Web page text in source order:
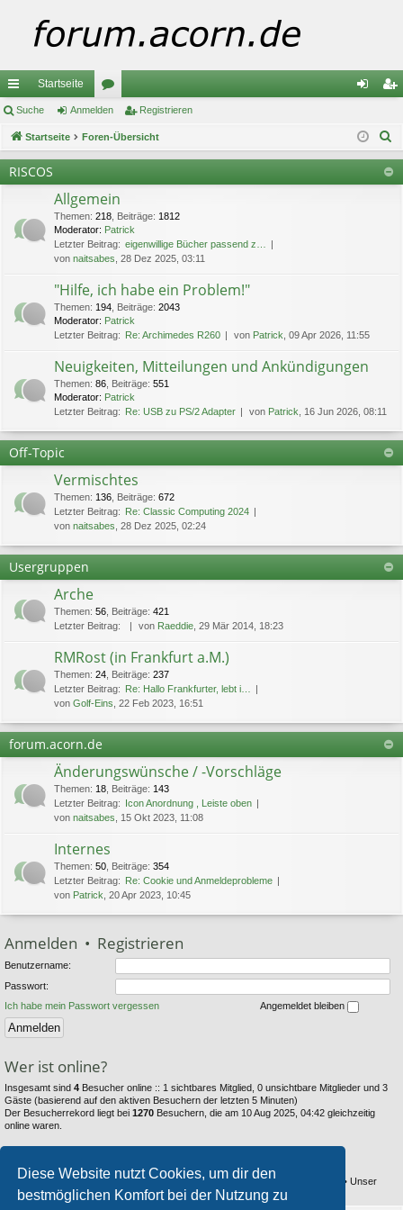
Diese Website nutzt Cookies, um dir den
bestmöglichen Komfort bei der Nutzung zu
ch
ne
llz
riff
Startseite
or
en m ist
rie
Suche Anmelden Registrieren
Startseite Foren-Übersicht
RISCOS
Allgemein
Themen: 218 Beiträge: 1812
Moderator: Patrick
Letzter Beitrag: eigenwillige Bücher passend z…
von naitsabes , 28 Dez 2025, 03:11
"Hilfe, ich habe ein Problem!"
Themen: 194 Beiträge: 2043
Moderator: Patrick
Letzter Beitrag: Re: Archimedes R260 von Patrick , 09 Apr 2026, 11:55
Neuigkeiten, Mitteilungen und Ankündigungen
Themen: 86 Beiträge: 551
Moderator: Patrick
Letzter Beitrag: Re: USB zu PS/2 Adapter von Patrick , 16 Jun 2026, 08:11
Off-Topic
Vermischtes
Themen: 136 Beiträge: 672
Letzter Beitrag: Re: Classic Computing 2024
von naitsabes , 28 Dez 2025, 02:24
Usergruppen
Arche
Themen: 56 Beiträge: 421
Letzter Beitrag:
von Raeddie , 29 Mär 2014, 18:23
RMRost (in Frankfurt a.M.)
Themen: 24 Beiträge: 237
Letzter Beitrag: Re: Hallo Frankfurter, lebt i…
von Golf-Eins , 22 Feb 2023, 16:51
forum.acorn.de
Änderungswünsche / -Vorschläge
Themen: 18 Beiträge: 143
Letzter Beitrag: Icon Anordnung , Leiste oben
von naitsabes , 15 Okt 2023, 11:08
Internes
Themen: 50 Beiträge: 354
Letzter Beitrag: Re: Cookie und Anmeldeprobleme
von Patrick , 20 Apr 2023, 10:45
Anmelden • Registrieren
Benutzername:
Passwort:
Ich habe mein Passwort vergessen
Angemeldet bleiben
Wer ist online?
Insgesamt sind 4 Besucher online :: 1 sichtbares Mitglied, 0 unsichtbare Mitglieder und 3
Gäste (basierend auf den aktiven Besuchern der letzten 5 Minuten)
Der Besucherrekord liegt bei 1270 Besuchern, die am 10 Aug 2025, 04:42 gleichzeitig
online waren.
Beiträge insgesamt6353 • Themen insgesamt 794• Mitglieder insgesamt
• Unser
neuestes Mitglied:Thestray